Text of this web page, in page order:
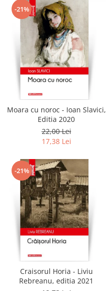
-21%
Moara cu noroc - Ioan Slavici,
Editia 2020
22,00 Lei
17,38 Lei
-21%
Craisorul Horia - Liviu
Rebreanu, editia 2021